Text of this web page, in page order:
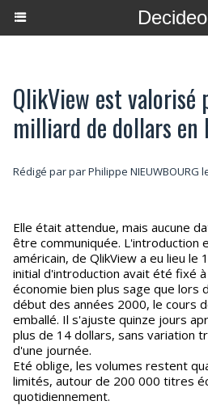
QlikView est valorisé
milliard de dollars en
Rédigé par par Philippe NIEUWBOURG
Elle était attendue, mais aucune date précise ne pouvait
être communiquée. L'introduction
américain, de QlikView a eu lieu le
initial d'introduction avait été fixé
économie bien plus sage que lors
début des années 2000, le cours
emballé. Il s'ajuste quinze jours
plus de 14 dollars, sans variation
d'une journée.
Eté oblige, les volumes restent
limités, autour de 200 000 titres
quotidiennement.